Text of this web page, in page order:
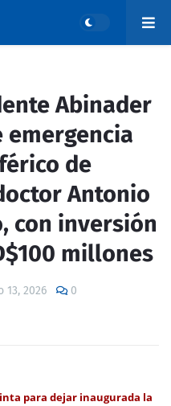
Abinader
emergencia
de
Antonio
con inversión
millones
13, 2026 0
para dejar inaugurada la